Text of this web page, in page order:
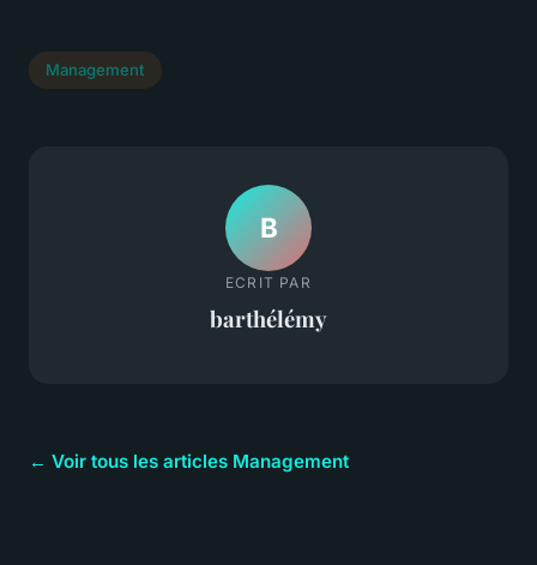
Management
B
ECRIT PAR
barthélémy
← Voir tous les articles Management